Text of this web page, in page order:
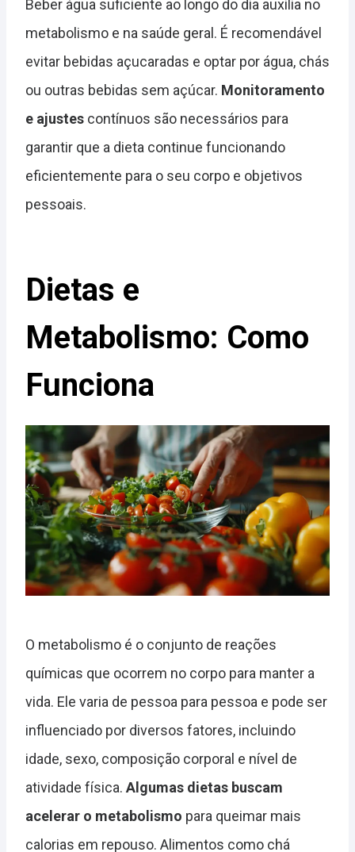
Beber água suficiente ao longo do dia auxilia no
metabolismo e na saúde geral. É recomendável
evitar bebidas açucaradas e optar por água, chás
ou outras bebidas sem açúcar. Monitoramento
e ajustes contínuos são necessários para
garantir que a dieta continue funcionando
eficientemente para o seu corpo e objetivos
pessoais.
Dietas e
Metabolismo: Como
Funciona
O metabolismo é o conjunto de reações
químicas que ocorrem no corpo para manter a
vida. Ele varia de pessoa para pessoa e pode ser
influenciado por diversos fatores, incluindo
idade, sexo, composição corporal e nível de
atividade física. Algumas dietas buscam
acelerar o metabolismo para queimar mais
calorias em repouso. Alimentos como chá